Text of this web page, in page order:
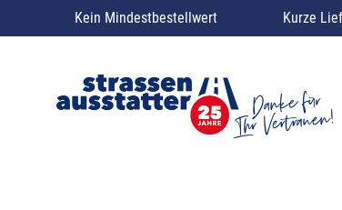
Kein Mindestbestellwert Kurze